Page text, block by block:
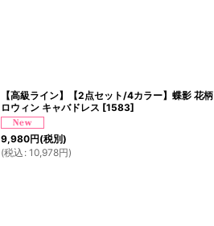
【高級ライン】【2点セット/4カラー】蝶影 花
ロウィン キャバドレス [1583]
9,980円(税別)
(税込 : 10,978円)